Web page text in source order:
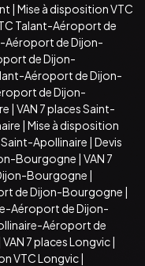
| Mise à disposition VTC
Talant-Aéroport de
Aéroport de Dijon-
de Dijon-
Aéroport de Dijon-
de Dijon-
| VAN 7 places Saint-
| Mise à disposition
Apollinaire | Devis
Bourgogne | VAN 7
Bourgogne |
de Dijon-Bourgogne |
Aéroport de Dijon-
Aéroport de
VAN 7 places Longvic|
VTC Longvic|